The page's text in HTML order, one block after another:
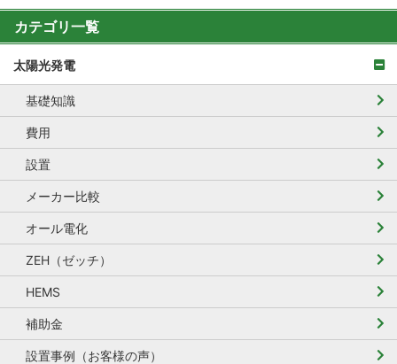
カテゴリ一覧
太陽光発電
基礎知識
費用
設置
メーカー比較
オール電化
ZEH（ゼッチ）
HEMS
補助金
設置事例（お客様の声）